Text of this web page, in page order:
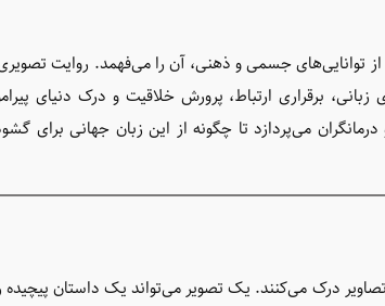
توانایی‌های جسمی و ذهنی، آن را می‌فهمد. روایت
زبانی، برقراری ارتباط، پرورش خلاقیت و درک دنیای
درمانگران می‌پردازد تا چگونه از این زبان جهانی برای
درک می‌کنند. یک تصویر می‌تواند یک داستان